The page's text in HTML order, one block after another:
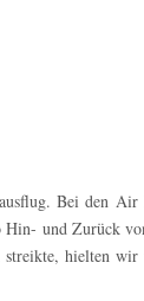
Bei den
und Zurück
hielten wir